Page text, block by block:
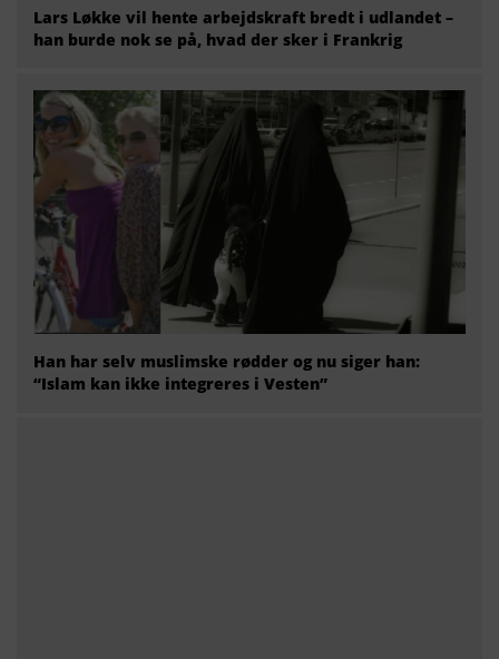
Lars Løkke vil hente arbejdskraft bredt i udlandet –
han burde nok se på, hvad der sker i Frankrig
Han har selv muslimske rødder og nu siger han:
“Islam kan ikke integreres i Vesten”